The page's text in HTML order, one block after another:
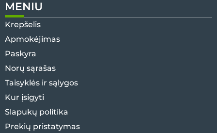
MENIU
Krepšelis
Apmokėjimas
Paskyra
Norų sąrašas
Taisyklės ir sąlygos
Kur įsigyti
Slapukų politika
Prekių pristatymas